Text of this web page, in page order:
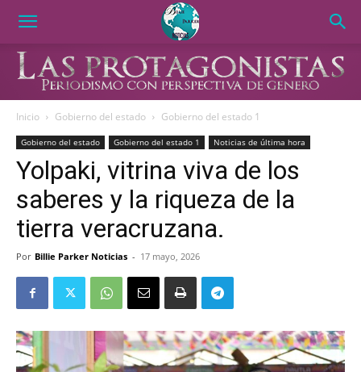
Inicio Gobierno del estado Gobierno del estado 1
Gobierno del estado Gobierno del estado 1 Noticias de última hora
Yolpaki, vitrina viva de los
saberes y la riqueza de la
tierra veracruzana.
Por Billie Parker Noticias - 17 mayo, 2026